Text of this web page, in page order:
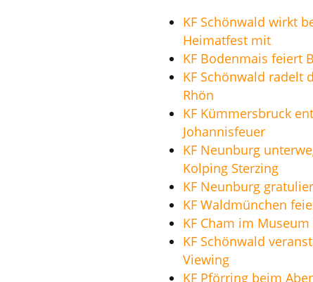
KF Schönwald wirkt
Heimatfest mit
KF Bodenmais feiert
KF Schönwald radelt
Rhön
KF Kümmersbruck
Johannisfeuer
KF Neunburg
Kolping Sterzing
KF Neunburg
KF Waldmünchen
KF Cham im
KF Schönwald
Viewing
KF Pförring beim